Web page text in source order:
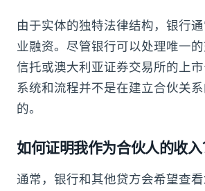
由于实体的独特法律结构，银行
业融资。尽管银行可以处理唯一的
信托或澳大利亚证券交易所的上
系统和流程并不是在建立合伙关
的。
如何证明我作为合伙人的收入
通常，银行和其他贷方会希望查